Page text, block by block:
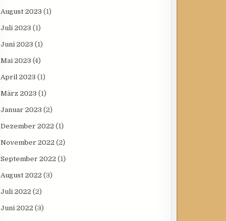
August 2023 (1)
Juli 2023 (1)
Juni 2023 (1)
Mai 2023 (4)
April 2023 (1)
März 2023 (1)
Januar 2023 (2)
Dezember 2022 (1)
November 2022 (2)
September 2022 (1)
August 2022 (3)
Juli 2022 (2)
Juni 2022 (3)